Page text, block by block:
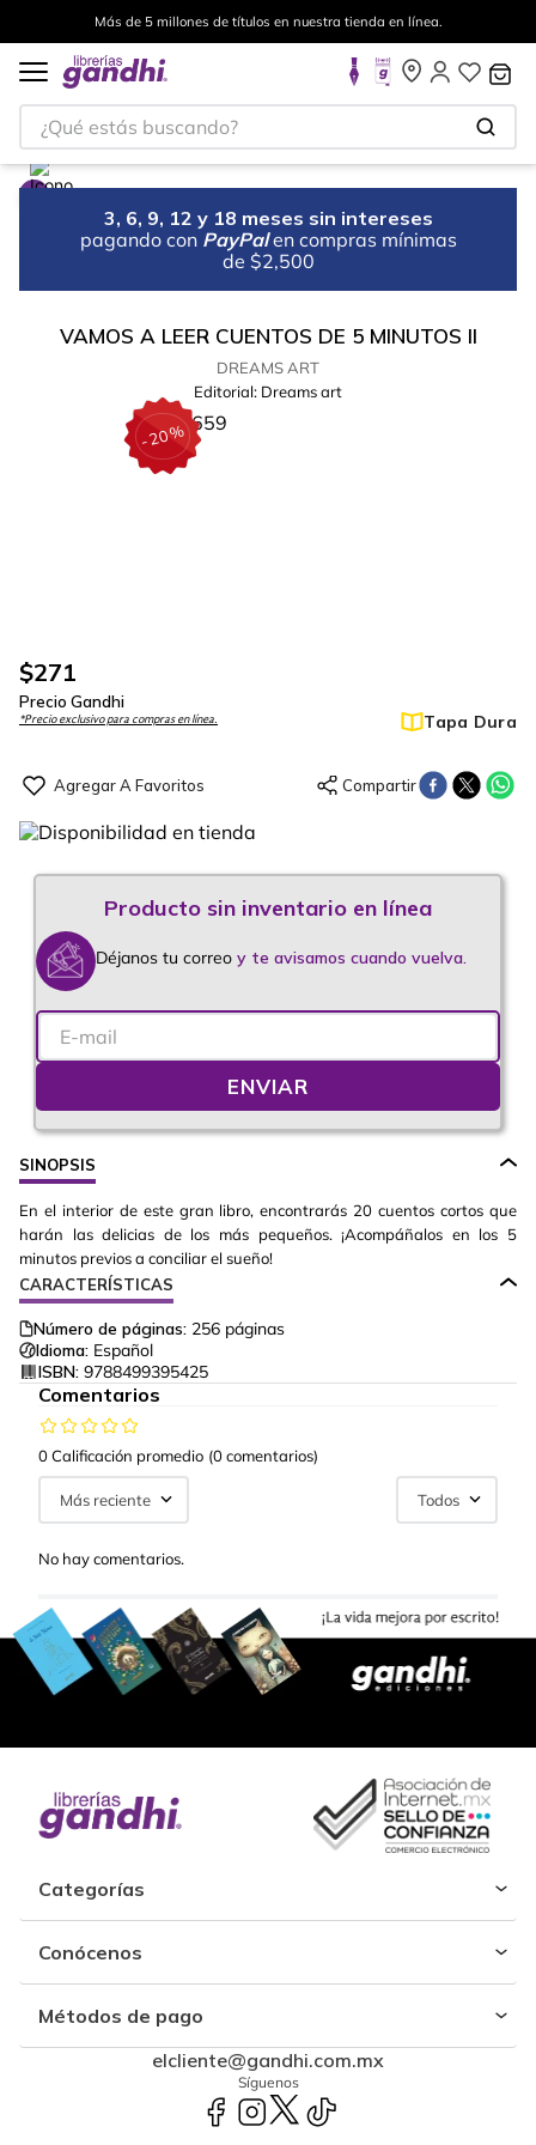
Más de 5 millones de títulos en nuestra tienda en línea.
¿Qué estás buscando?
3, 6, 9, 12 y 18 meses sin intereses
pagando con PayPal en compras mínimas
de $2,500
VAMOS A LEER CUENTOS DE 5 MINUTOS II
DREAMS ART
Editorial: Dreams art
-20%
$271
Precio Gandhi
*Precio exclusivo para compras en línea. Tapa Dura
Déjanos tu correo y te avisamos cuando vuelva.
ENVIAR
SINOPSIS
En el interior de este gran libro, encontrarás 20 cuentos cortos que
harán las delicias de los más pequeños. ¡Acompáñalos en los 5
minutos previos a conciliar el sueño!
CARACTERÍSTICAS
Número de páginas: 256 páginas
Idioma: Español
ISBN: 9788499395425
Comentarios
0 Calificación promedio (0 comentarios)
Más reciente Todos
No hay comentarios.
Categorías
Conócenos
Métodos de pago
elcliente@gandhi.com.mx
Síguenos